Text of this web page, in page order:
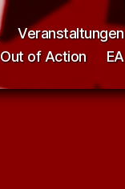
Veranstaltungen
Out of Action EA